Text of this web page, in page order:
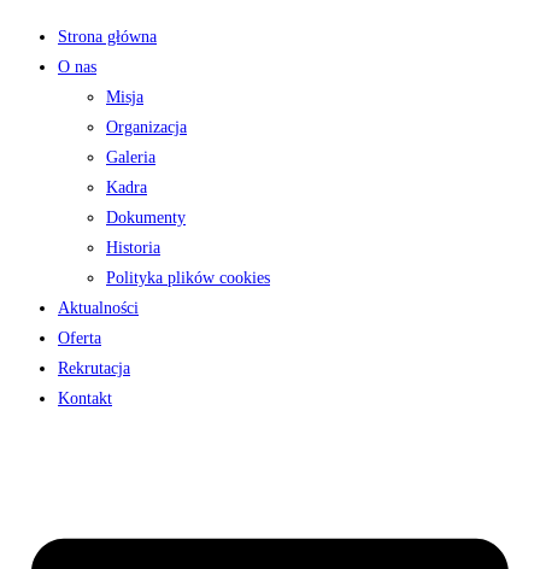
Strona główna
O nas
Misja
Organizacja
Galeria
Kadra
Dokumenty
Historia
Polityka plików cookies
Aktualności
Oferta
Rekrutacja
Kontakt